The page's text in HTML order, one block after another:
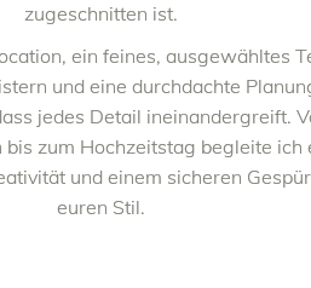
zugeschnitten ist.
ein feines, ausgewähltes
und eine durchdachte
jedes Detail ineinandergreift.
bis zum Hochzeitstag begleite ich
und einem sicheren
euren Stil.